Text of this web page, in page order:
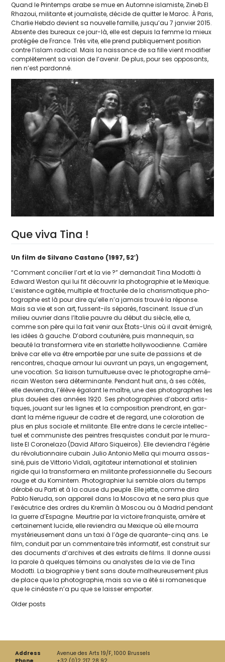
Quand le Printemps arabe se mue en Automne isla­miste, Zineb El
Rhazoui, mili­tante et jour­na­liste, décide de quit­ter le Maroc. À Paris,
Charlie Hebdo devient sa nou­velle famille, jusqu’au 7 jan­vier 2015.
Absente des bureaux ce jour-là, elle est depuis la femme la mieux
pro­té­gée de France. Très vite, elle prend publi­que­ment posi­tion
contre l’islam radi­cal. Mais la nais­sance de sa fille vient modi­fier
com­plè­te­ment sa vision de l’avenir. De plus, pour ses oppo­sants,
rien n’est pardonné.
Que viva Tina !
Un film de Silvano Castano (1997, 52′)
“Comment conci­lier l’art et la vie ?” deman­dait Tina Modotti à
Edward Weston qui lui fit décou­vrir la pho­to­gra­phie et le Mexique.
L’existence agi­tée, mul­tiple et frac­tu­rée de la cha­ris­ma­tique pho­
to­graphe est là pour dire qu’elle n’a jamais trou­vé la réponse.
Mais sa vie et son art, fussent-ils sépa­rés, fas­cinent. Issue d’un
milieu ouvrier dans l’Italie pauvre du début du siècle, elle a,
comme son père qui la fait venir aux États-Unis où il avait émi­gré,
les idées à gauche. D’abord cou­tu­rière, puis man­ne­quin, sa
beau­té la trans­for­me­ra vite en star­lette hol­ly­woo­dienne. Carrière
brève car elle va être empor­tée par une suite de pas­sions et de
ren­contres, chaque amour lui ouvrant un pays, un enga­ge­ment,
une voca­tion. Sa liai­son tumul­tueuse avec le pho­to­graphe amé­
ri­cain Weston sera déter­mi­nante. Pendant huit ans, à ses côtés,
elle devien­dra, l’élève éga­lant le maître, une des pho­to­graphes les
plus douées des années 1920. Ses pho­to­gra­phies d’abord artis­
tiques, jouant sur les lignes et la com­po­si­tion pren­dront, en gar­
dant la même rigueur de cadre et de regard, une colo­ra­tion de
plus en plus sociale et mili­tante. Elle entre dans le cercle intel­lec­
tuel et com­mu­niste des peintres fres­quistes conduit par le mura­
liste El Coronelazo (David Alfaro Siqueiros). Elle devien­dra l’égérie
du révo­lu­tion­naire cubain Julio Antonio Mella qui mour­ra assas­
si­né, puis de Vittorio Vidali, agi­ta­teur inter­na­tio­nal et sta­li­nien
rigide qui la trans­for­me­ra en mili­tante pro­fes­sion­nelle du Secours
rouge et du Komintern. Photographier lui semble alors du temps
déro­bé au Parti et à la cause du peuple. Elle jette, comme dira
Pablo Neruda, son appa­reil dans la Moscova et ne sera plus que
l’exécutrice des ordres du Kremlin à Moscou ou à Madrid pen­dant
la guerre d’Espagne. Meurtrie par la vic­toire fran­quiste, amère et
cer­tai­ne­ment lucide, elle revien­dra au Mexique où elle mour­ra
mys­té­rieu­se­ment dans un taxi à l’âge de qua­rante-cinq ans. Le
film, conduit par un com­men­taire très infor­ma­tif, est construit sur
des docu­ments d’archives et des extraits de films. Il donne aus­si
la parole à quelques témoins ou ana­lystes de la vie de Tina
Modotti. La bio­gra­phie y tient sans doute mal­heu­reu­se­ment plus
de place que la pho­to­gra­phie, mais sa vie a été si roma­nesque
que le cinéaste n’a pu que se lais­ser emporter.
Posts
Older posts
Address
Avenue des Arts 19/F, 1000 Brussels